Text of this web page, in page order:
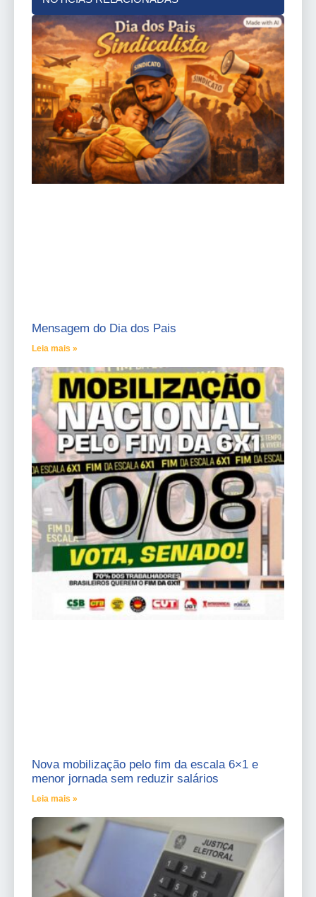
Mensagem do Dia dos Pais
Leia mais »
Nova mobilização pelo fim da escala 6×1 e
menor jornada sem reduzir salários
Leia mais »